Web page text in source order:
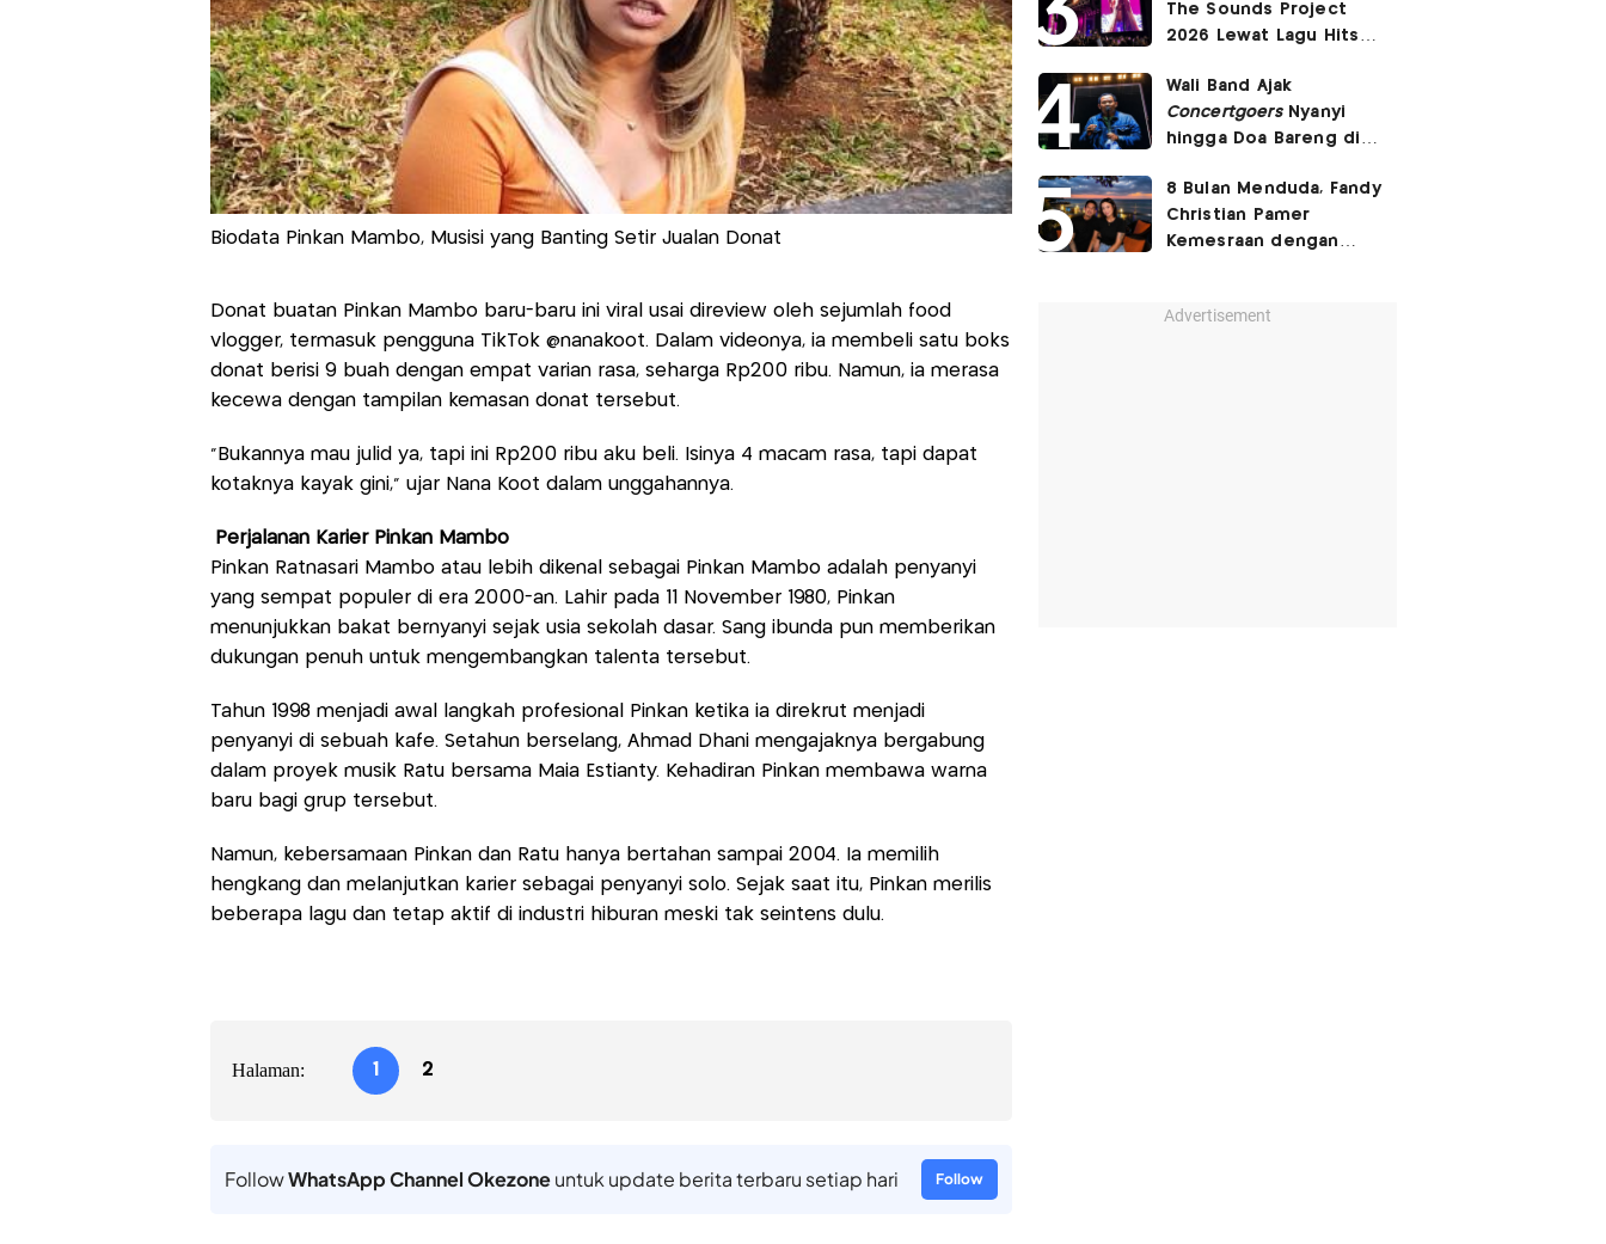
Biodata Pinkan Mambo, Musisi yang Banting Setir Jualan Donat
Donat buatan Pinkan Mambo baru-baru ini viral usai direview oleh sejumlah food
vlogger, termasuk pengguna TikTok @nanakoot. Dalam videonya, ia membeli satu boks
donat berisi 9 buah dengan empat varian rasa, seharga Rp200 ribu. Namun, ia merasa
kecewa dengan tampilan kemasan donat tersebut.
“Bukannya mau julid ya, tapi ini Rp200 ribu aku beli. Isinya 4 macam rasa, tapi dapat
kotaknya kayak gini,” ujar Nana Koot dalam unggahannya.
Perjalanan Karier Pinkan Mambo
Pinkan Ratnasari Mambo atau lebih dikenal sebagai Pinkan Mambo adalah penyanyi
yang sempat populer di era 2000-an. Lahir pada 11 November 1980, Pinkan
menunjukkan bakat bernyanyi sejak usia sekolah dasar. Sang ibunda pun memberikan
dukungan penuh untuk mengembangkan talenta tersebut.
Tahun 1998 menjadi awal langkah profesional Pinkan ketika ia direkrut menjadi
penyanyi di sebuah kafe. Setahun berselang, Ahmad Dhani mengajaknya bergabung
dalam proyek musik Ratu bersama Maia Estianty. Kehadiran Pinkan membawa warna
baru bagi grup tersebut.
Namun, kebersamaan Pinkan dan Ratu hanya bertahan sampai 2004. Ia memilih
hengkang dan melanjutkan karier sebagai penyanyi solo. Sejak saat itu, Pinkan merilis
beberapa lagu dan tetap aktif di industri hiburan meski tak seintens dulu.
Halaman: 1 2
FollowWhatsApp Channel Okezoneuntuk update berita terbaru setiap hari Follow
The Sounds Project
2026 Lewat Lagu Hits
Bloom
Wali Band Ajak
ConcertgoersNyanyi
hingga Doa Bareng di
2026
8 Bulan Menduda, Fandy
Christian Pamer
Kemesraan dengan
Advertisement